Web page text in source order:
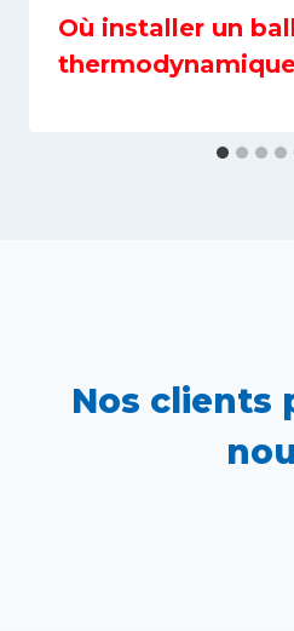
Où installer un
Nos clients